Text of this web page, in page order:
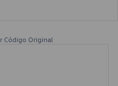
Código Original